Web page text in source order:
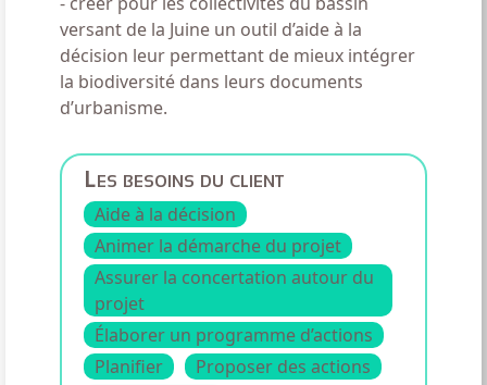
versant de la Juine un outil d’aide à la
décision leur permettant de mieux intégrer
la biodiversité dans leurs documents
d’urbanisme.
Les besoins du client
Aide à la décision
Animer la démarche du projet
Assurer la concertation autour du
projet
Élaborer un programme d’actions
Planiﬁer
Proposer des actions